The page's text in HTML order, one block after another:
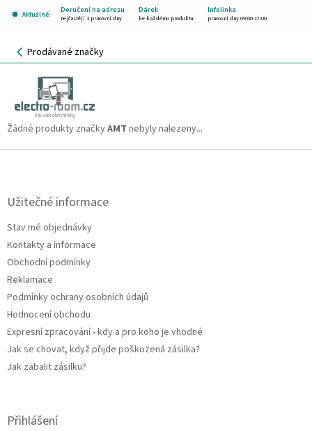
Aktuálně:
Doručení na adresu Dárek Infolinka
nejčastěji 3 pracovní dny ke každému produktu pracovní dny 09:00-17:00
NÁKUPNÍ
KOŠÍK
Prodávané značky
AMT
Žádné produkty značkyAMT nebyly nalezeny...
Z
Užitečné informace
Stav mé objednávky
Kontakty a informace
Obchodní podmínky
Reklamace
Podmínky ochrany osobních údajů
Hodnocení obchodu
Expresní zpracování - kdy a pro koho je vhodné
Jak se chovat, když přijde poškozená zásilka?
Jak zabalit zásilku?
Přihlášení